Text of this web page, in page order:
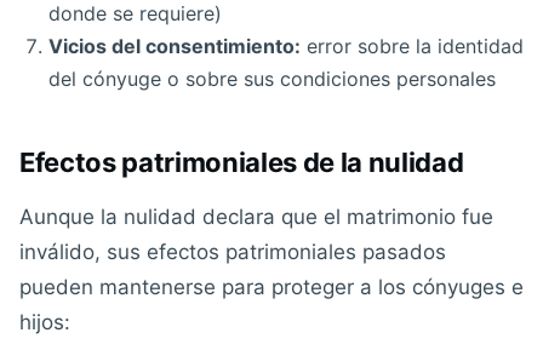
donde se requiere)
Vicios del consentimiento: error sobre la identidad
del cónyuge o sobre sus condiciones personales
Efectos patrimoniales de la nulidad
Aunque la nulidad declara que el matrimonio fue
inválido, sus efectos patrimoniales pasados
pueden mantenerse para proteger a los cónyuges e
hijos: